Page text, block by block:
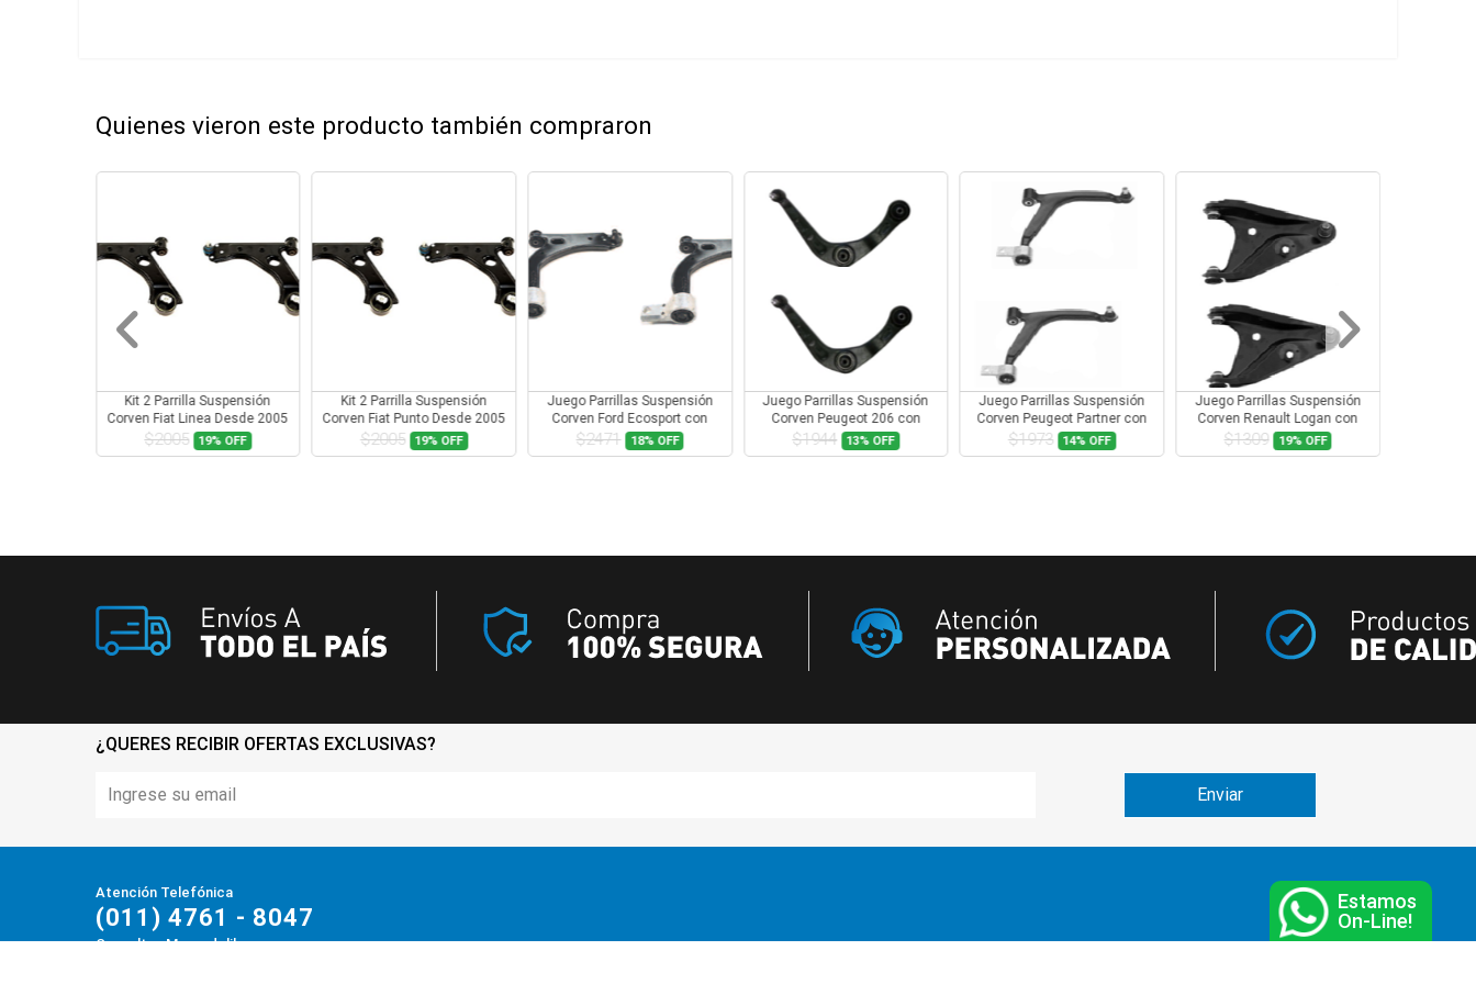
Quienes vieron este producto también compraron
Kit 2 Parrilla Suspensión
Corven Fiat Linea Desde 2005
Con Rotula
$2005 19% OFF
Kit 2 Parrilla Suspensión
Corven Fiat Punto Desde 2005
Con Rotula
$2005 19% OFF
Juego Parrillas Suspensión
Corven Ford Ecosport con
Rotula
$2471 18% OFF
Juego Parrillas Suspensión
Corven Peugeot 206 con
Rotula
$1944 13% OFF
Juego Parrillas Suspensión
Corven Peugeot Partner con
Rotula
$1973 14% OFF
Juego Parrillas Suspensión
Corven Renault Logan con
Rotula
$1309 19% OFF
¿QUERES RECIBIR OFERTAS EXCLUSIVAS?
Atención Telefónica
(011) 4761 - 8047
Consultas Mercadolibre
Estamos
On-Line!